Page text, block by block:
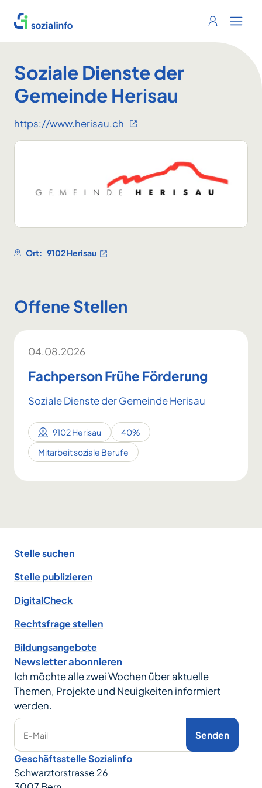
Sozialinfo
Login
Soziale Dienste der
Gemeinde Herisau
https://www.herisau.ch
Ort: 9102 Herisau
Offene Stellen
04.08.2026
Fachperson Frühe Förderung
Soziale Dienste der Gemeinde Herisau
9102 Herisau
40%
Mitarbeit soziale Berufe
Stelle suchen
Stelle publizieren
DigitalCheck
Rechtsfrage stellen
Bildungsangebote
Newsletter abonnieren
Ich möchte alle zwei Wochen über aktuelle
Themen, Projekte und Neuigkeiten informiert
werden.
E-Mail Senden
Geschäftsstelle Sozialinfo
Schwarztorstrasse 26